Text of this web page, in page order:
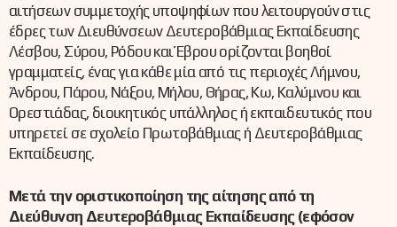
αιτήσεων συμμετοχής υποψηφίων που λειτουργούν στις
έδρες των Διευθύνσεων Δευτεροβάθμιας Εκπαίδευσης
Λέσβου, Σύρου, Ρόδου και Έβρου ορίζονται βοηθοί
γραμματείς, ένας για κάθε μία από τις περιοχές Λήμνου,
Άνδρου, Πάρου, Νάξου, Μήλου, Θήρας, Κω, Καλύμνου και
Ορεστιάδας, διοικητικός υπάλληλος ή εκπαιδευτικός που
υπηρετεί σε σχολείο Πρωτοβάθμιας ή Δευτεροβάθμιας
Εκπαίδευσης.
Μετά την οριστικοποίηση της αίτησης από τη
Διεύθυνση Δευτεροβάθμιας Εκπαίδευσης (εφόσον